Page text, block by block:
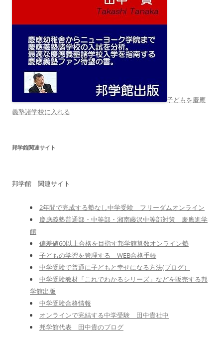
子どもを慶應
義塾諸学校に入れる
邦学館関連サイト
邦学館 関連サイト
2年間で完成する塾なし中学受験 フリーダムオンライン
慶應義塾普通部・中等部・湘南藤沢中等部対策 慶應進学
館
偏差値60以上合格を目指す邦学館算数オンライン塾
子どもの学習を管理する WEB合格手帳
中学受験で普通に子どもと幸せになる方法(ブログ）
中学受験教材「これでわかるシリーズ」などを販売する邦
学館出版
中学受験合格情報
オンラインで完結する中学受験 田中貴社中
邦学館代表 田中貴のブログ